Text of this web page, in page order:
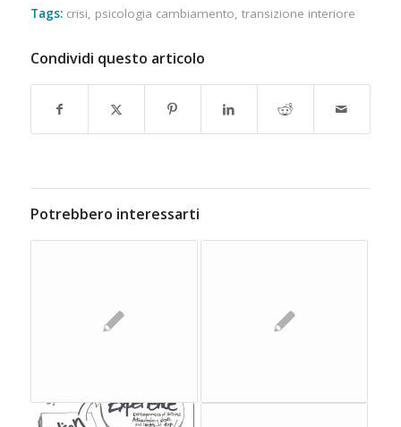
Tags: crisi psicologia cambiamento transizione interiore
Condividi questo articolo
Potrebbero interessarti